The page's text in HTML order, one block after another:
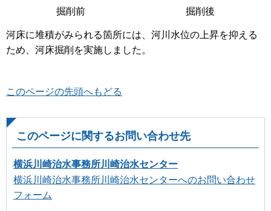
掘削前 掘削後
河床に堆積がみられる箇所には、河川水位の上昇を抑える
ため、河床掘削を実施しました。
このページの先頭へもどる
このページに関するお問い合わせ先
横浜川崎治水事務所川崎治水センター
横浜川崎治水事務所川崎治水センターへのお問い合わせ
フォーム